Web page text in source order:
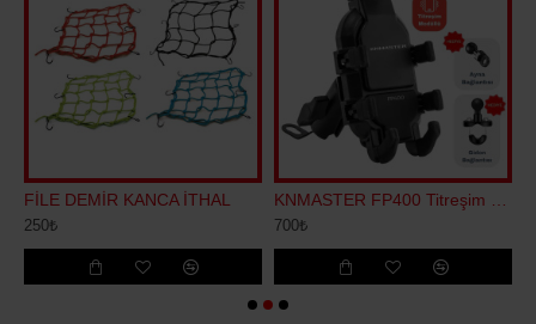
FİLE DEMİR KANCA İTHAL
250₺ 700₺